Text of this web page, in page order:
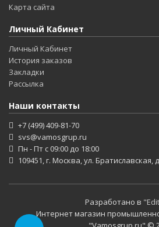
Карта сайта
Личный Кабинет
Личный Кабинет
История заказов
Закладки
Рассылка
Наши контакты
+7 (499) 409-81-70
svs@vamosgrup.ru
Пн - Пт с 09:00 до 18:00
109451, г. Москва, ул. Братиславская,
Разработано в
Интернет магазин